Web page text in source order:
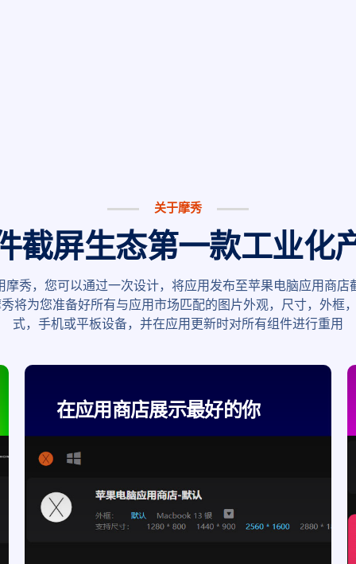
关于摩秀
截屏生态第一款工业化
摩秀，您可以通过一次设计，将应用发布至苹果电脑应用商店
将为您准备好所有与应用市场匹配的图片外观，尺寸，外框
式，手机或平板设备，并在应用更新时对所有组件进行重用
在应用商店展示最好的你